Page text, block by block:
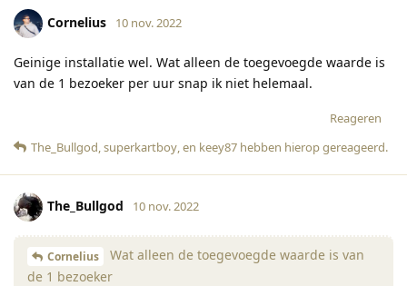
Cornelius 10 nov. 2022
Geinige installatie wel. Wat alleen de toegevoegde waarde is
van de 1 bezoeker per uur snap ik niet helemaal.
Reageren
The_Bullgod,superkartboy, en keey87 hebben hierop gereageerd.
The_Bullgod 10 nov. 2022
Cornelius
Wat alleen de toegevoegde waarde is van
de 1 bezoeker